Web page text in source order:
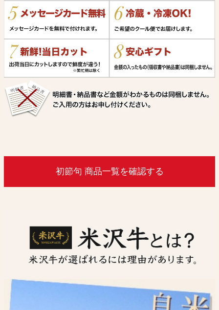
初節句 商品一覧を確認する